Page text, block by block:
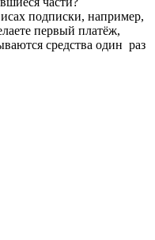
подписки, например,
первый платёж,
средства один раз